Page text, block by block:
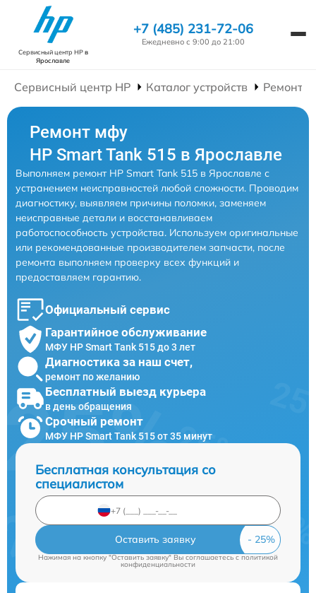
Сервисный центр HPв
Ярославле
+7 (485) 231-72-06
Ежедневно с 9:00 до 21:00
Сервисный центр HP Каталог устройств Ремонт
Ремонт мфу
HP Smart Tank 515 в Ярославле
Выполняем ремонт HP Smart Tank 515 в Ярославле с
устранением неисправностей любой сложности. Проводим
диагностику, выявляем причины поломки, заменяем
неисправные детали и восстанавливаем
работоспособность устройства. Используем оригинальные
или рекомендованные производителем запчасти, после
ремонта выполняем проверку всех функций и
предоставляем гарантию.
Официальный сервис
Гарантийное обслуживание
МФУ HP Smart Tank 515 до 3 лет
Диагностика за наш счет,
ремонт по желанию
Бесплатный выезд курьера
в день обращения
Срочный ремонт
МФУ HP Smart Tank 515 от 35 минут
Бесплатная консультация со
специалистом
Оставить заявку
Нажимая на кнопку "Оставить заявку" Вы соглашаетесь cполитикой
конфиденциальности